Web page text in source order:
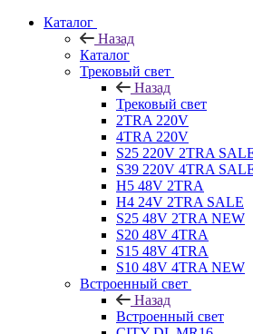
Каталог
Назад
Каталог
Трековый свет
Назад
Трековый свет
2TRA 220V
4TRA 220V
S25 220V 2TRA
S39 220V 4TRA
H5 48V 2TRA
H4 24V 2TRA SALE
S25 48V 2TRA NEW
S20 48V 4TRA
S15 48V 4TRA
S10 48V 4TRA NEW
Встроенный свет
Назад
Встроенный свет